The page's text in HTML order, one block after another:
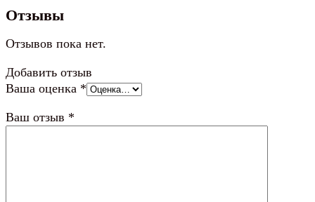
Отзывы
Отзывов пока нет.
Добавить отзыв
Ваша оценка *
Ваш отзыв *